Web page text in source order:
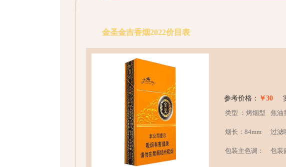
金圣金吉香烟2022价目表
参考价格： ￥30
类型 ：烤烟型
焦油
烟长：84mm 过滤
包装主色调： 包装